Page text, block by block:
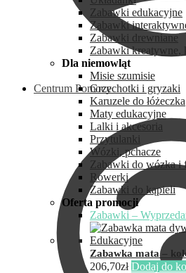
Centrum Pomocy
Zabawki edukacyjne
Zabawki
Zabawki drewniane
Zabawki kreatywne,
Dla niemowląt
Misie szumisie
Grzechotki i gryzaki
Karuzele do łóżeczka
Maty edukacyjne
Lalki i akcesoria
Przytulanki
Wózki, pchacze
Zabawki do wózka i
Rowerki
Zabawki do kąpieli
Oferta promocji
Zabawki –
Zabawka mata –
206,70zł Dodaj do